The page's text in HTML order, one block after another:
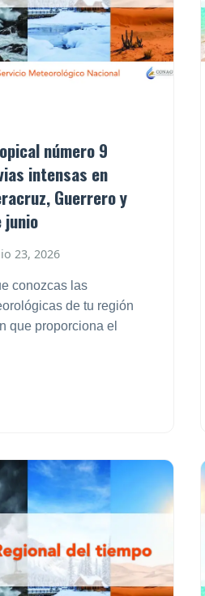
número 9
intensas en
Guerrero y
junio
23, 2026
conozcas las
de tu región
que proporciona el